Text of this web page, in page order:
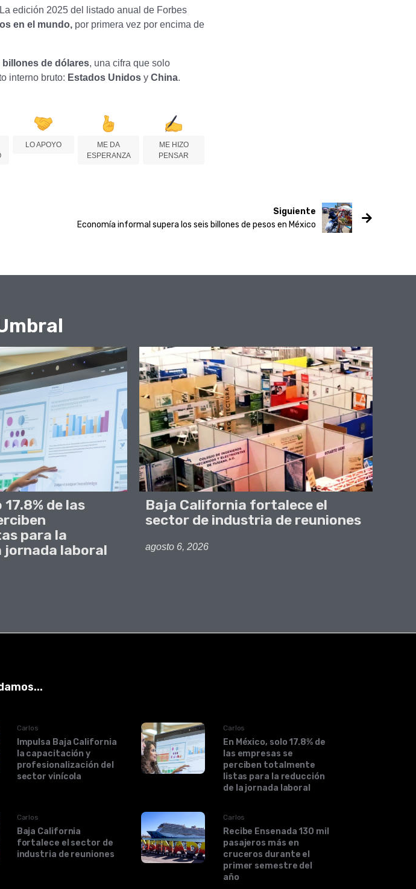
edición 2025 del listado anual de Forbes
en el mundo, por primera vez por encima de
billones de dólares, una cifra que solo
interno bruto: Estados Unidos y China.
LO APOYO
ME DA
ESPERANZA
ME HIZO
PENSAR
Siguiente
Economía informal supera los seis billones de pesos en México
de las
para la
jornada laboral
Baja California fortalece el
sector de industria de reuniones
agosto 6, 2026
Carlos
Impulsa Baja California
la capacitación y
profesionalización del
sector vinícola
Carlos
En México, solo 17.8% de
las empresas se
perciben totalmente
listas para la reducción
de la jornada laboral
Carlos
Baja California
fortalece el sector de
industria de reuniones
Carlos
Recibe Ensenada 130 mil
pasajeros más en
cruceros durante el
primer semestre del
año